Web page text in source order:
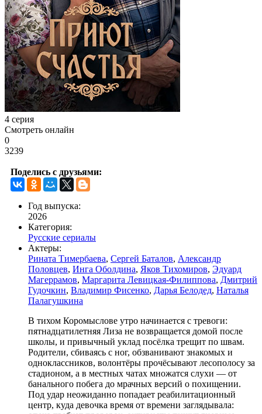
4 серия
Смотреть онлайн
0
3239
Поделись с друзьями:
Год выпуска:
2026
Категория:
Русские сериалы
Актеры:
Рината Тимербаева, Сергей Баталов, Александр
Половцев, Инга Оболдина, Яков Тихомиров, Эдуард
Магеррамов, Маргарита Левицкая-Филиппова, Дмитрий
Гудочкин, Владимир Фисенко, Дарья Белодед, Наталья
Палагушкина
В тихом Коромыслове утро начинается с тревоги:
пятнадцатилетняя Лиза не возвращается домой после
школы, и привычный уклад посёлка трещит по швам.
Родители, сбиваясь с ног, обзванивают знакомых и
одноклассников, волонтёры прочёсывают лесополосу за
стадионом, а в местных чатах множатся слухи — от
банального побега до мрачных версий о похищении.
Под удар неожиданно попадает реабилитационный
центр, куда девочка время от времени заглядывала: